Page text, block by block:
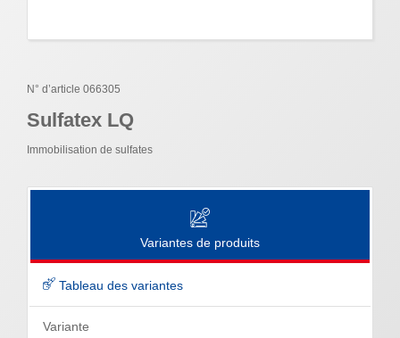
N° d’article 066305
Sulfatex LQ
Immobilisation de sulfates
Variantes de produits
Tableau des variantes
Variante